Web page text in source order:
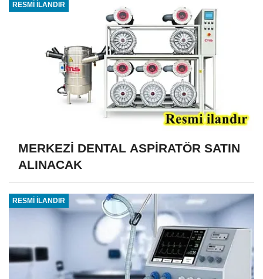
RESMİ İLANDIR
MERKEZİ DENTAL ASPİRATÖR SATIN
ALINACAK
RESMİ İLANDIR